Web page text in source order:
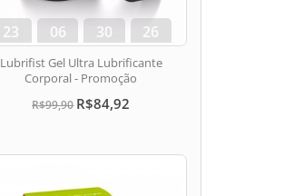
23
dias
06
hora
30
min
25
seg
Lubrifist Gel Ultra Lubrificante
Corporal - Promoção
R$99,90 R$84,92